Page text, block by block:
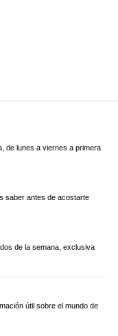
de lunes a viernes a primera
saber antes de acostarte
de la semana, exclusiva
útil sobre el mundo de